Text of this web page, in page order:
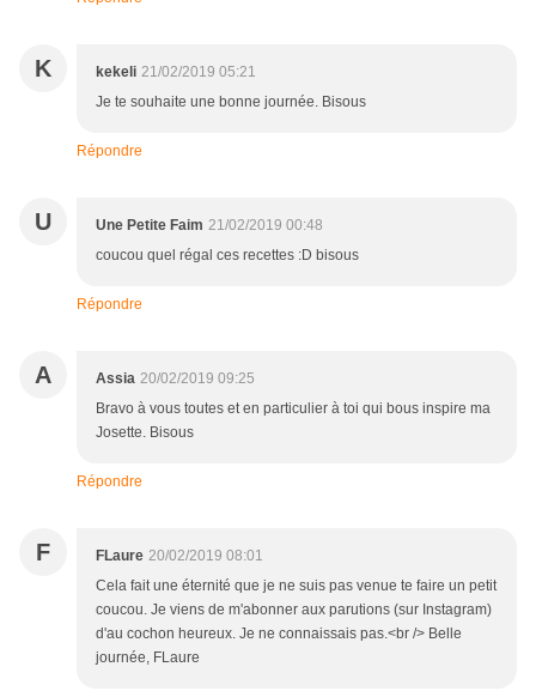
K kekeli 21/02/2019 05:21
Je te souhaite une bonne journée. Bisous
Répondre
U Une Petite Faim 21/02/2019 00:48
coucou quel régal ces recettes :D bisous
Répondre
A Assia 20/02/2019 09:25
Bravo à vous toutes et en particulier à toi qui bous inspire ma
Josette. Bisous
Répondre
F FLaure 20/02/2019 08:01
Cela fait une éternité que je ne suis pas venue te faire un petit
coucou. Je viens de m'abonner aux parutions (sur Instagram)
d'au cochon heureux. Je ne connaissais pas.<br /> Belle
journée, FLaure